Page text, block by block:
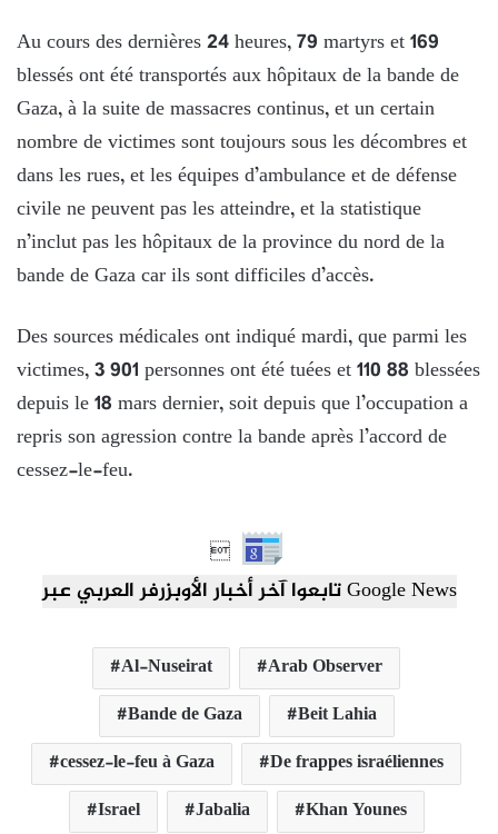
Au cours des dernières 24 heures, 79 martyrs et 169
blessés ont été transportés aux hôpitaux de la bande de
Gaza, à la suite de massacres continus, et un certain
nombre de victimes sont toujours sous les décombres et
dans les rues, et les équipes d’ambulance et de défense
civile ne peuvent pas les atteindre, et la statistique
n’inclut pas les hôpitaux de la province du nord de la
bande de Gaza car ils sont difficiles d’accès.
Des sources médicales ont indiqué mardi, que parmi les
victimes, 3 901 personnes ont été tuées et 110 88 blessées
depuis le 18 mars dernier, soit depuis que l’occupation a
repris son agression contre la bande après l’accord de
cessez-le-feu.

تابعوا آخر أخبار الأوبزرفر العربي عبر Google News
Al-Nuseirat
Arab Observer
Bande de Gaza
Beit Lahia
cessez-le-feu à Gaza
De frappes israéliennes
Israel
Jabalia Khan Younes